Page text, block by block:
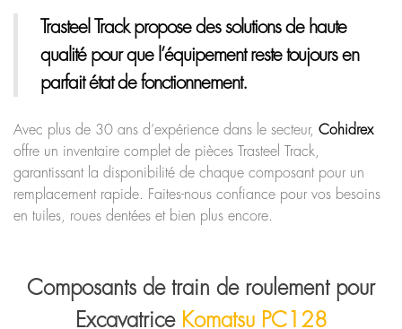
Trasteel Trackpropose des solutions de haute
qualité pour que l’équipement reste toujours en
parfait état de fonctionnement.
Avec plus de 30 ans d’expérience dans le secteur, Cohidrex
offre un inventaire complet de pièces Trasteel Track,
garantissant la disponibilité de chaque composant pour un
remplacement rapide. Faites-nous confiance pour vos besoins
en tuiles, roues dentées et bien plus encore.
Composants de train de roulement pour
Excavatrice Komatsu PC128